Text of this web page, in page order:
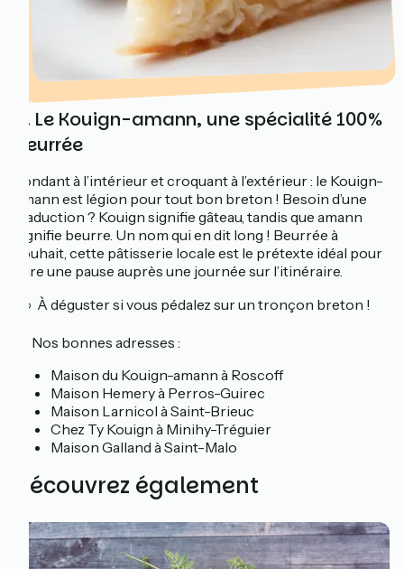
6. Le Kouign-amann, une spécialité 100%
beurrée
Fondant à l’intérieur et croquant à l’extérieur : le Kouign-
amann est légion pour tout bon breton ! Besoin d’une
traduction ? Kouign signifie gâteau, tandis que amann
signifie beurre. Un nom qui en dit long ! Beurrée à
souhait, cette pâtisserie locale est le prétexte idéal pour
faire une pause auprès une journée sur l’itinéraire.
🚲 À déguster si vous pédalez sur un tronçon breton !
📍 Nos bonnes adresses :
Maison du Kouign-amann à Roscoff
Maison Hemery à Perros-Guirec
Maison Larnicol à Saint-Brieuc
Chez Ty Kouign à Minihy-Tréguier
Maison Galland à Saint-Malo
Découvrez également